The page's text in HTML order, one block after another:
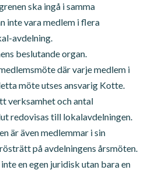
ska ingå i samma
inte vara medlem i flera
avdelning.
beslutande organ.
där varje medlem i
möte utses ansvarig Kotte.
verksamhet och antal
redovisas till lokalavdelningen.
är även medlemmar i sin
på avdelningens årsmöten.
en egen juridisk utan bara en